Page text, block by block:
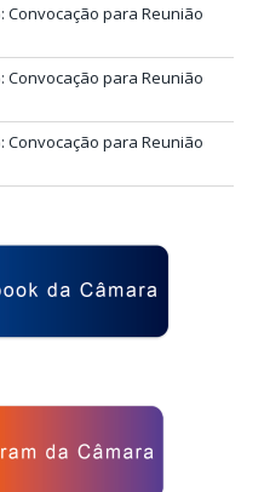
Convocação para Reunião
Convocação para Reunião
Convocação para Reunião